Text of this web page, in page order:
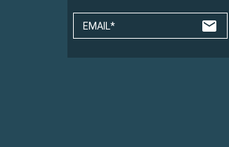
EMAIL*